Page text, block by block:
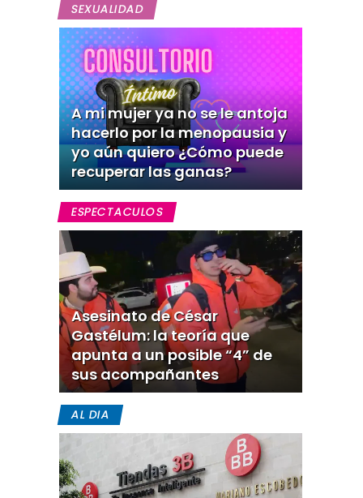
SEXUALIDAD
A mi mujer ya no se le antoja
hacerlo por la menopausia y
yo aún quiero ¿Cómo puede
recuperar las ganas?
ESPECTACULOS
Asesinato de César
Gastélum: la teoría que
apunta a un posible “4” de
sus acompañantes
AL DIA